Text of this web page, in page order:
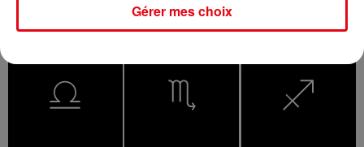
Cancer Lion Vierge
Gérer mes choix